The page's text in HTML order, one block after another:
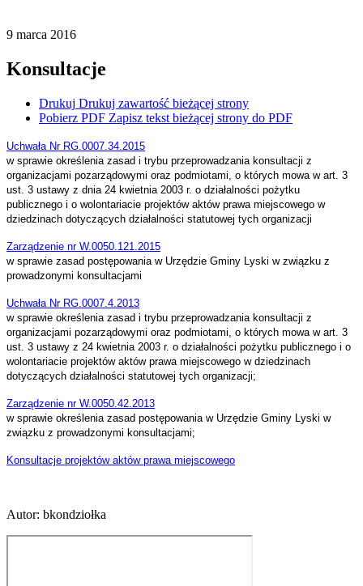
9 marca 2016
Konsultacje
Drukuj Drukuj zawartość bieżącej strony
Pobierz PDF Zapisz tekst bieżącej strony do PDF
Uchwała Nr RG.0007.34.2015
w sprawie określenia zasad i trybu przeprowadzania konsultacji z
organizacjami pozarządowymi oraz podmiotami, o których mowa w art. 3
ust. 3 ustawy z dnia 24 kwietnia 2003 r. o działalności pożytku
publicznego i o wolontariacie projektów aktów prawa miejscowego w
dziedzinach dotyczących działalności statutowej tych organizacji
Zarządzenie nr W.0050.121.2015
w sprawie zasad postępowania w Urzędzie Gminy Lyski w związku z
prowadzonymi konsultacjami
Uchwała Nr RG.0007.4.2013
w sprawie określenia zasad i trybu przeprowadzania konsultacji z
organizacjami pozarządowymi oraz podmiotami, o których mowa w art. 3
ust. 3 ustawy z 24 kwietnia 2003 r. o działalności pożytku publicznego i o
wolontariacie projektów aktów prawa miejscowego w dziedzinach
dotyczących działalności statutowej tych organizacji;
Zarządzenie nr W.0050.42.2013
w sprawie określenia zasad postępowania w Urzędzie Gminy Lyski w
związku z prowadzonymi konsultacjami;
Konsultacje projektów aktów prawa miejscowego
Autor: bkondziołka